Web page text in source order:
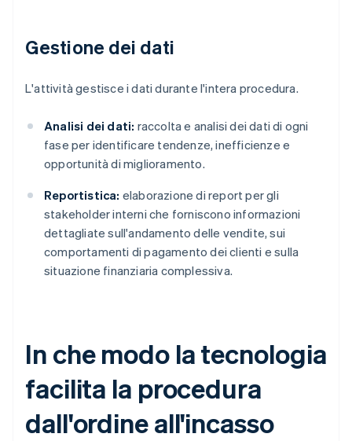
Gestione dei dati
L'attività gestisce i dati durante l'intera procedura.
Analisi dei dati: raccolta e analisi dei dati di ogni
fase per identificare tendenze, inefficienze e
opportunità di miglioramento.
Reportistica: elaborazione di report per gli
stakeholder interni che forniscono informazioni
dettagliate sull'andamento delle vendite, sui
comportamenti di pagamento dei clienti e sulla
situazione finanziaria complessiva.
In che modo la tecnologia
facilita la procedura
dall'ordine all'incasso